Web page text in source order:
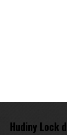
Hudiny Lock